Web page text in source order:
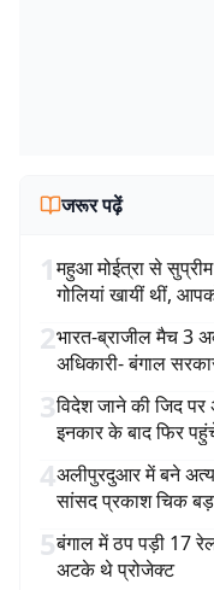
जरूर पढ़ें
1महुआ मोईत्रा से
गोलियां खायीं थीं,
2भारत-ब्राजील मैच 3
अधिकारी- बंगाल
3विदेश जाने की जिद
इनकार के बाद फिर
4अलीपुरदुआर में बने
सांसद प्रकाश चिक
5बंगाल में ठप पड़ी 17
अटके थे प्रोजेक्ट